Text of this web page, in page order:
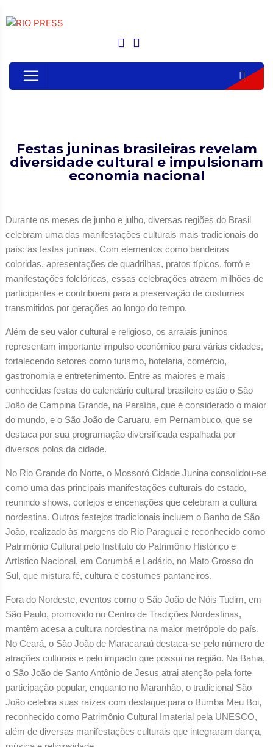
Festas juninas brasileiras revelam
diversidade cultural e impulsionam
economia nacional
Durante os meses de junho e julho, diversas regiões do Brasil
celebram uma das manifestações culturais mais tradicionais do
país: as festas juninas. Com elementos como bandeiras
coloridas, apresentações de quadrilhas, pratos típicos, forró e
manifestações folclóricas, essas celebrações atraem milhões de
participantes e contribuem para a preservação de costumes
transmitidos por gerações ao longo do tempo.
Além de seu valor cultural e religioso, os arraiais juninos
representam importante impulso econômico para várias cidades,
fortalecendo setores como turismo, hotelaria, comércio,
gastronomia e entretenimento. Entre as maiores e mais
conhecidas festas do calendário cultural brasileiro estão o São
João de Campina Grande, na Paraíba, que é considerado o maior
do mundo, e o São João de Caruaru, em Pernambuco, que se
destaca por sua programação diversificada espalhada por
diversos polos da cidade.
No Rio Grande do Norte, o Mossoró Cidade Junina consolidou-se
como uma das principais manifestações culturais do estado,
reunindo shows, cortejos e encenações que celebram a cultura
nordestina. Outros festejos tradicionais incluem o Banho de São
João, realizado às margens do Rio Paraguai e reconhecido como
Patrimônio Cultural pelo Instituto do Patrimônio Histórico e
Artístico Nacional, em Corumbá e Ladário, no Mato Grosso do
Sul, que mistura fé, cultura e costumes pantaneiros.
Fora do Nordeste, eventos como o São João de Nóis Tudim, em
São Paulo, promovido no Centro de Tradições Nordestinas,
mantêm acesa a cultura nordestina na maior metrópole do país.
No Ceará, o São João de Maracanaú destaca-se pelo número de
atrações culturais e pelo impacto que possui na região. Na Bahia,
o São João de Santo Antônio de Jesus atrai atenção pela forte
participação popular, enquanto no Maranhão, o tradicional São
João celebra suas raízes com destaque para o Bumba Meu Boi,
reconhecido como Patrimônio Cultural Imaterial pela UNESCO,
além de diversas manifestações culturais que integraram dança,